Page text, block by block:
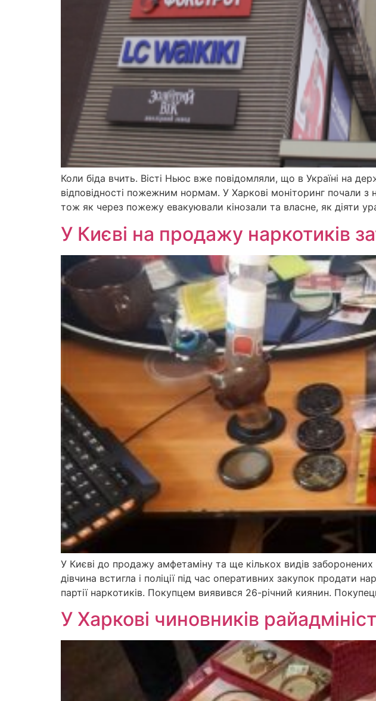
Коли біда вчить. Вісті Ньюс вже повідомляли, що в Україні на
відповідності пожежним нормам. У Харкові моніторинг почали
тож як через пожежу евакуювали кінозали та власне, як діяти
У Києві на продажу наркотиків
У Києві до продажу амфетаміну та ще кількох видів заборонених
дівчина встигла і поліції під час оперативних закупок продати
партії наркотиків. Покупцем виявився 26-річний киянин.
У Харкові чиновників